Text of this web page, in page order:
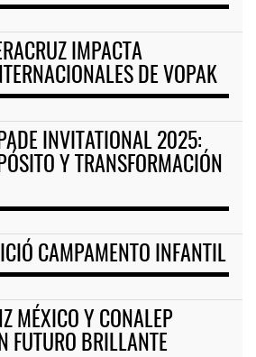
IMPACTA
DE VOPAK
INVITATIONAL 2025:
Y TRANSFORMACIÓN
CAMPAMENTO INFANTIL
MÉXICO Y CONALEP
FUTURO BRILLANTE